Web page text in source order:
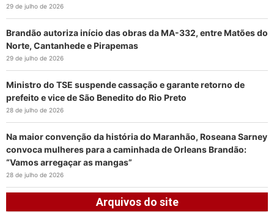
29 de julho de 2026
Brandão autoriza início das obras da MA-332, entre Matões do
Norte, Cantanhede e Pirapemas
29 de julho de 2026
Ministro do TSE suspende cassação e garante retorno de
prefeito e vice de São Benedito do Rio Preto
28 de julho de 2026
Na maior convenção da história do Maranhão, Roseana Sarney
convoca mulheres para a caminhada de Orleans Brandão:
“Vamos arregaçar as mangas”
28 de julho de 2026
Arquivos do site